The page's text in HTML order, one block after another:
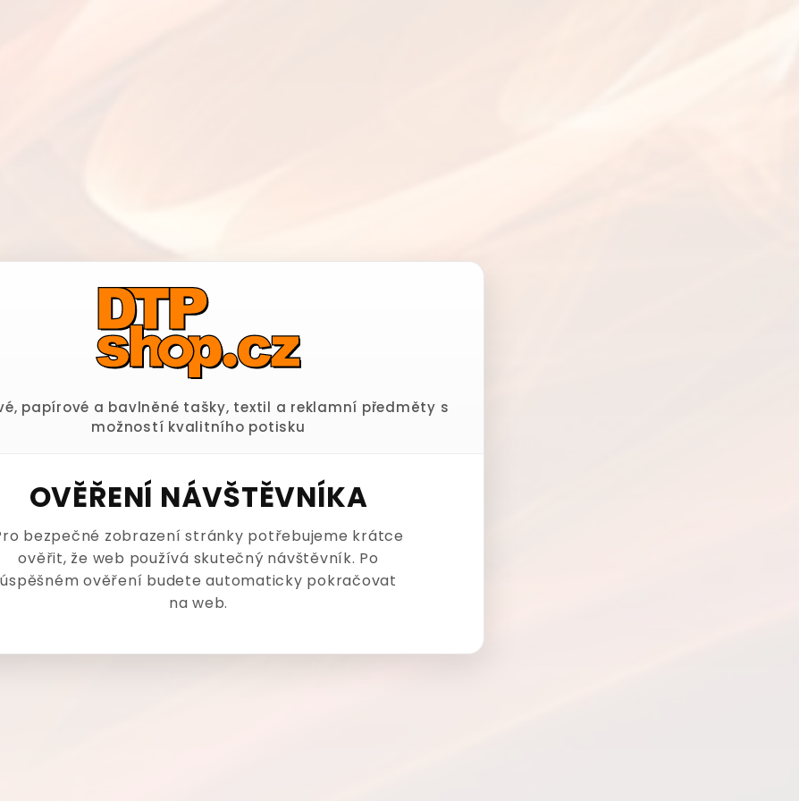
papírové a bavlněné tašky, textil a reklamní předměty s
možností kvalitního potisku
OVĚŘENÍ NÁVŠTĚVNÍKA
bezpečné zobrazení stránky potřebujeme krátce
ověřit, že web používá skutečný návštěvník. Po
úspěšném ověření budete automaticky pokračovat
na web.